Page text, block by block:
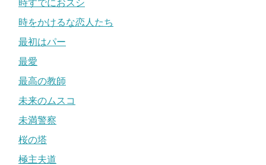
時すでにおスシ
時をかけるな恋人たち
最初はパー
最愛
最高の教師
未来のムスコ
未満警察
桜の塔
極主夫道